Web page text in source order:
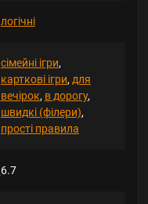
логічні
сімейні ігри,
карткові ігри, для
вечірок, в дорогу,
швидкі (філери),
прості правила
6.7